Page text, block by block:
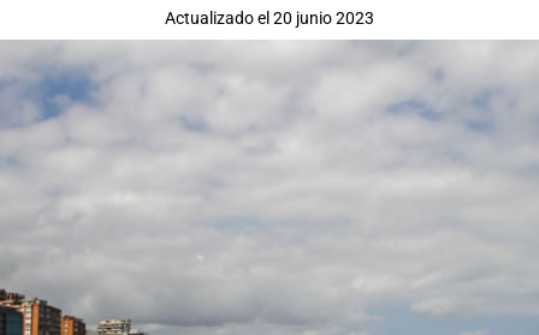
ALOJAMIENTOS
TURISMO ACTIVO
TIENDA
AGENDA
Actualizado el 20 junio 2023